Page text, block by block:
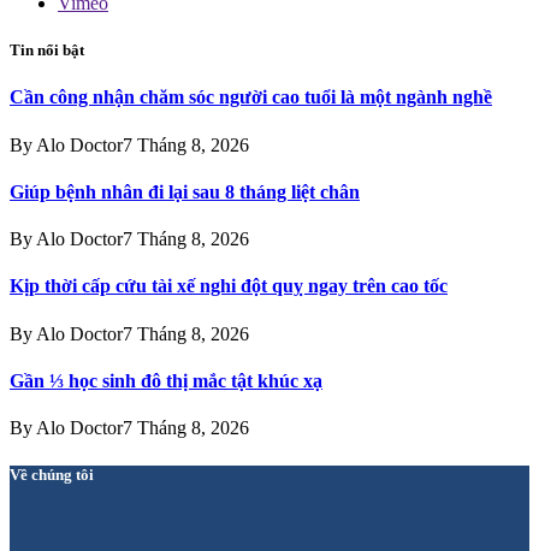
Tin nổi bật
Cần công nhận chăm sóc người cao tuổi là một ngành nghề
By Alo Doctor7 Tháng 8, 2026
Giúp bệnh nhân đi lại sau 8 tháng liệt chân
By Alo Doctor7 Tháng 8, 2026
Kịp thời cấp cứu tài xế nghi đột quỵ ngay trên cao tốc
By Alo Doctor7 Tháng 8, 2026
Gần ⅓ học sinh đô thị mắc tật khúc xạ
By Alo Doctor7 Tháng 8, 2026
Về chúng tôi